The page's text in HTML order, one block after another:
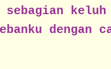
sebagian
dengan